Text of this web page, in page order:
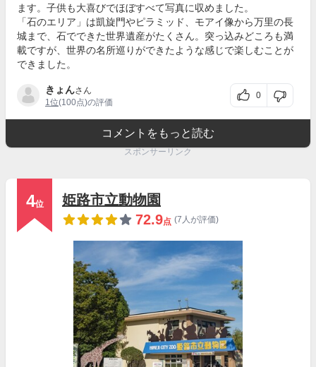
ます。子供も大喜びでほぼすべて写真に収めました。
「石のエリア」は凱旋門やピラミッド、モアイ像から万里の長
城まで、石でできた世界遺産がたくさん。突っ込みどころも満
載ですが、世界の名所巡りができたような感じで楽しむことが
できました。
きょんさん
1位(100点)の評価
0
コメントをもっと読む
スポンサーリンク
4位
姫路市立動物園
72.9点 (7人が評価)